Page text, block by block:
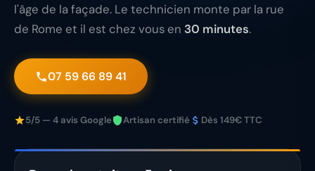
l'âge de la façade. Le technicien monte par la rue
de Rome et il est chez vous en 30 minutes.
07 59 66 89 41
5/5 — 4 avis Google Artisan certifié Dès 149€ TTC